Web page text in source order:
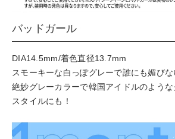
バッドガール
DIA14.5mm/着色直径13.7mm
スモーキーな白っぽグレーで誰にも媚びな
絶妙グレーカラーで韓国アイドルのよう
スタイルにも！